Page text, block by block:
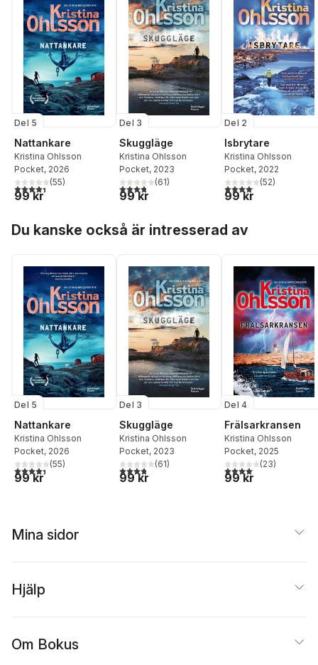
Del 5
Nattankare
Kristina Ohlsson
Pocket, 2026
4,4utav 5 stjärnor. Totalt antal röster:
(55)
99 kr
Del 3
Skuggläge
Kristina Ohlsson
Pocket, 2023
3,8utav 5 stjärnor. Totalt antal röster:
(61)
99 kr
Del 2
Isbrytare
Kristina Ohlsson
Pocket, 2022
4,1utav 5 stjärnor.
(52)
99 kr
Du kanske också är intresserad av
Del 5
Nattankare
Kristina Ohlsson
Pocket, 2026
4,4utav 5 stjärnor. Totalt antal röster:
(55)
99 kr
Del 3
Skuggläge
Kristina Ohlsson
Pocket, 2023
3,8utav 5 stjärnor. Totalt antal röster:
(61)
99 kr
Del 4
Frälsarkransen
Kristina Ohlsson
Pocket, 2025
4,1utav 5 stjärnor.
(23)
99 kr
Mina sidor
Hjälp
Om Bokus